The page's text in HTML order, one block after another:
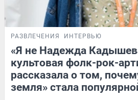
РАЗВЛЕЧЕНИЯ ИНТЕРВЬЮ
«Я не Надежда
культовая фолк-рок-
рассказала о том,
земля» стала